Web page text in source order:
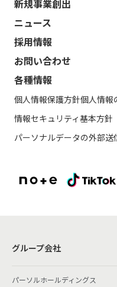
新規事業創出
ニュース
採用情報
お問い合わせ
各種情報
個人情報保護方針個人情報
情報セキュリティ基本方針
パーソナルデータの外部送
グループ会社
パーソルホールディングス